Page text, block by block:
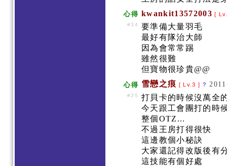
心得 kwankit13572003 [
#34
要準備大量羽毛
最好有隊治大師
因為會常常踢
雖然很難
但寶物很珍貴@@
心得 雪戀之痕 [ Lv.3 ] ?
#35
打貝卡的時候沒萬全
今天跟工會團打的時
整個OTZ...
不過王房打得很快
這邊教個小秘訣
大家還記得改版後有
這技能有個好處